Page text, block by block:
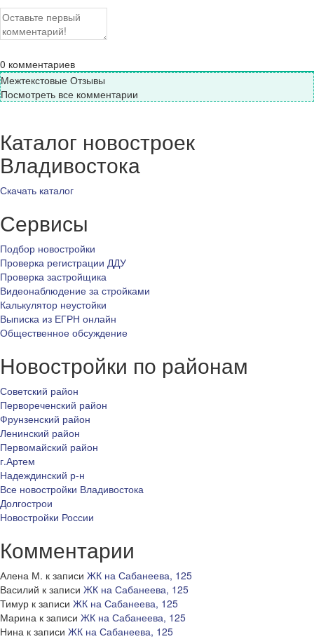
0 комментариев
Межтекстовые Отзывы
Посмотреть все комментарии
Каталог новостроек
Владивостока
Скачать каталог
Сервисы
Подбор новостройки
Проверка регистрации ДДУ
Проверка застройщика
Видеонаблюдение за стройками
Калькулятор неустойки
Выписка из ЕГРН онлайн
Общественное обсуждение
Новостройки по районам
Советский район
Первореченский район
Фрунзенский район
Ленинский район
Первомайский район
г.Артем
Надеждинский р-н
Все новостройки Владивостока
Долгострои
Новостройки России
Комментарии
Алена М. к записи ЖК на Сабанеева, 125
Василий к записи ЖК на Сабанеева, 125
Тимур к записи ЖК на Сабанеева, 125
Марина к записи ЖК на Сабанеева, 125
Нина к записи ЖК на Сабанеева, 125